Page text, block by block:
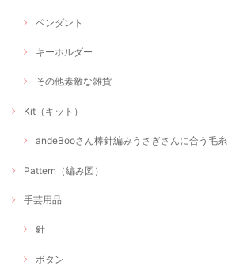
ペンダント
キーホルダー
その他素敵な雑貨
Kit（キット）
andeBooさん棒針編みうさぎさんに合う毛糸
Pattern（編み図）
手芸用品
針
ボタン